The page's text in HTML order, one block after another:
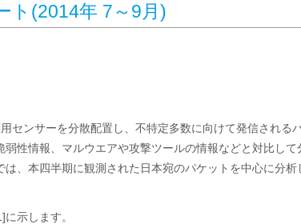
ト(2014年 7～9月)
センサーを分散配置し、不特定多数に向けて発信される
性情報、マルウエアや攻撃ツールの情報などと対比し
、本四半期に観測された日本宛のパケットを中心に分析
示します。